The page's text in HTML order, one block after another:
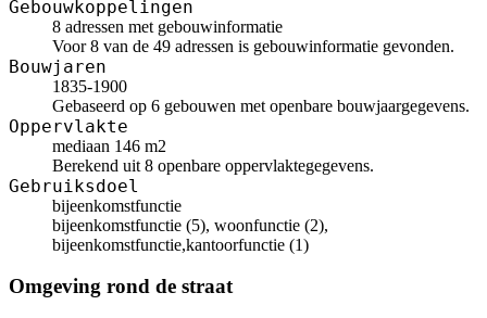
Gebouwkoppelingen
8 adressen met gebouwinformatie
Voor 8 van de 49 adressen is gebouwinformatie gevonden.
Bouwjaren
1835-1900
Gebaseerd op 6 gebouwen met openbare bouwjaargegevens.
Oppervlakte
mediaan 146 m2
Berekend uit 8 openbare oppervlaktegegevens.
Gebruiksdoel
bijeenkomstfunctie
bijeenkomstfunctie (5), woonfunctie (2),
bijeenkomstfunctie,kantoorfunctie (1)
Omgeving rond de straat